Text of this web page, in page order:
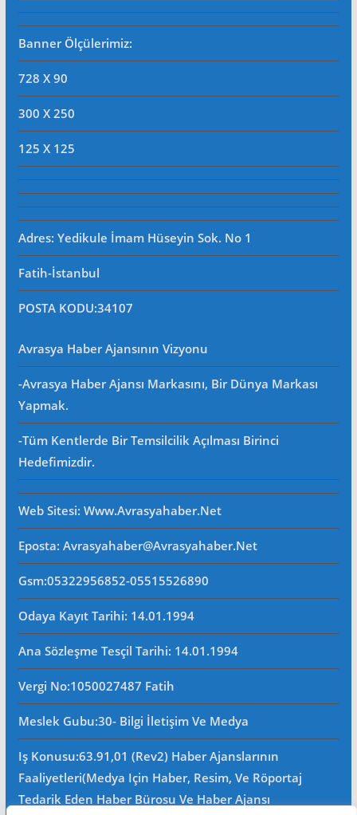
Banner Ölçülerimiz:
728 X 90
300 X 250
125 X 125
Adres: Yedikule İmam Hüseyin Sok. No 1
Fatih-İstanbul
POSTA KODU:34107
Avrasya Haber Ajansının Vizyonu
-Avrasya Haber Ajansı Markasını, Bir Dünya Markası
Yapmak.
-Tüm Kentlerde Bir Temsilcilik Açılması Birinci
Hedefimizdir.
Web Sitesi: Www.avrasyahaber.net
Eposta: Avrasyahaber@avrasyahaber.net
Gsm:05322956852-05515526890
Odaya Kayıt Tarihi: 14.01.1994
Ana Sözleşme Tesçil Tarihi: 14.01.1994
Vergi No:1050027487 Fatih
Meslek Gubu:30- Bilgi İletişim Ve Medya
Iş Konusu:63.91,01 (Rev2) Haber Ajanslarının
Faaliyetleri(Medya Için Haber, Resim, Ve Röportaj
Tedarik Eden Haber Bürosu Ve Haber Ajansı